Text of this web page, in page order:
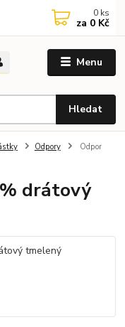
Menu
Hledat
0 ks
za 0 Kč
Odpory
Odpor
drátový